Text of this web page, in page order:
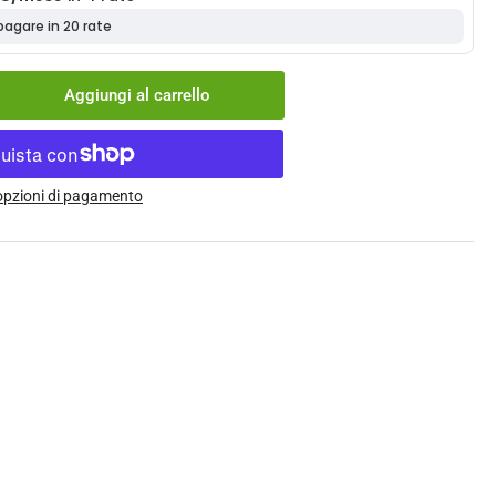
Aggiungi al carrello
di pagamento